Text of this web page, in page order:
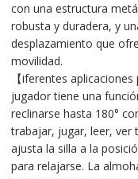
con una estructura
robusta y duradera, y
desplazamiento que
movilidad.
【iferentes
jugador tiene una
reclinarse hasta 180°
trabajar, jugar, leer, ver
ajusta la silla a la
para relajarse. La